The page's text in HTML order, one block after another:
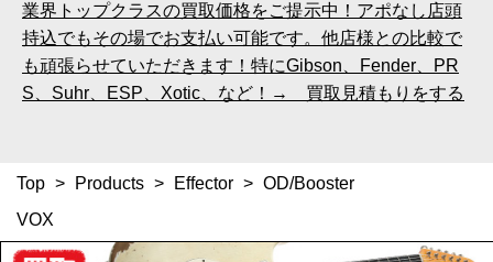
業界トップクラスの買取価格をご提示中！アポなし店頭
持込でもその場でお支払い可能です。他店様との比較で
も頑張らせていただきます！特にGibson、Fender、PR
S、Suhr、ESP、Xotic、など！→ 買取見積もりをする
Top > Products > Effector > OD/Booster
VOX